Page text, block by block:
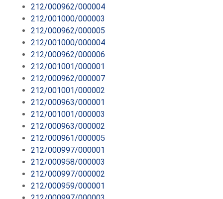
212/000962/000004
212/001000/000003
212/000962/000005
212/001000/000004
212/000962/000006
212/001001/000001
212/000962/000007
212/001001/000002
212/000963/000001
212/001001/000003
212/000963/000002
212/000961/000005
212/000997/000001
212/000958/000003
212/000997/000002
212/000959/000001